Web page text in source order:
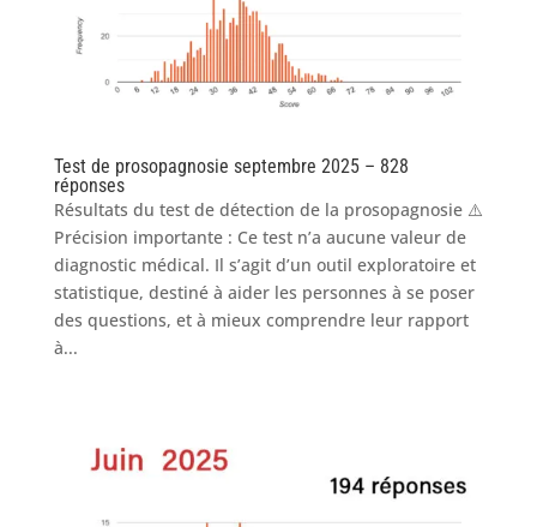
Test de prosopagnosie septembre 2025 – 828
réponses
Résultats du test de détection de la prosopagnosie ⚠️
Précision importante : Ce test n’a aucune valeur de
diagnostic médical. Il s’agit d’un outil exploratoire et
statistique, destiné à aider les personnes à se poser
des questions, et à mieux comprendre leur rapport
à...